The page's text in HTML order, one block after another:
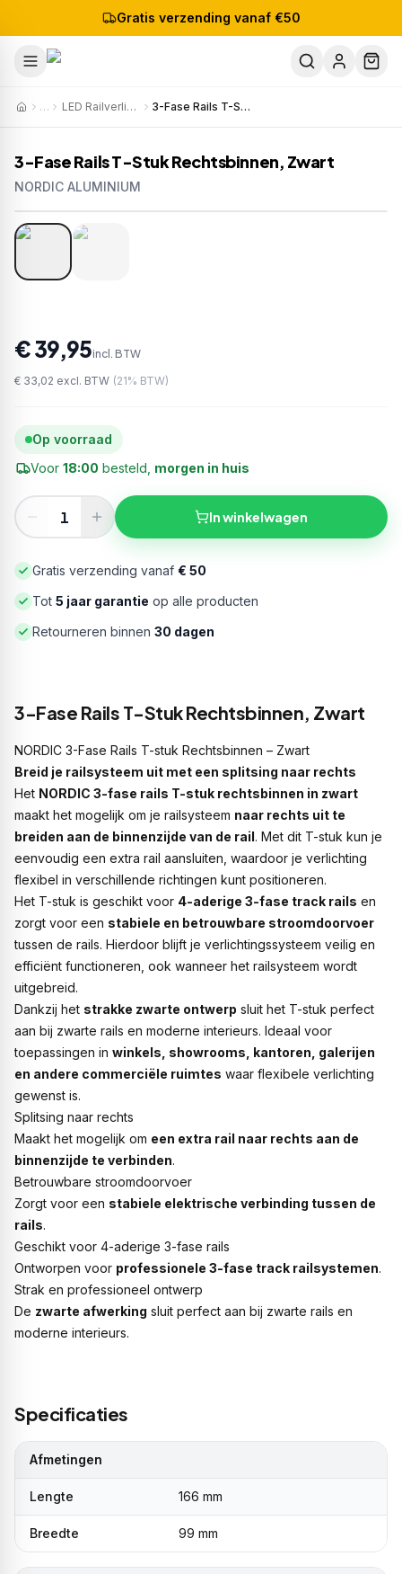
Gratis verzending vanaf €50
… LED Railverlichting 3-Fase Rails T-Stuk Rechtsbinnen, Zwart
3-Fase Rails T-Stuk Rechtsbinnen, Zwart
NORDIC ALUMINIUM
Artikelnr:58699-XTS40-3EAN:6410014506407
€ 39,95incl. BTW
€ 33,02 excl. BTW (21% BTW)
Op voorraad
Voor 18:00 besteld, morgen in huis
In winkelwagen
Gratis verzending vanaf € 50
Tot 5 jaar garantie op alle producten
Retourneren binnen 30 dagen
3-Fase Rails T-Stuk Rechtsbinnen, Zwart
NORDIC 3-Fase Rails T-stuk Rechtsbinnen – Zwart
Breid je railsysteem uit met een splitsing naar rechts
Het NORDIC 3-fase rails T-stuk rechtsbinnen in zwart
maakt het mogelijk om je railsysteem naar rechts uit te
breiden aan de binnenzijde van de rail. Met dit T-stuk kun je
eenvoudig een extra rail aansluiten, waardoor je verlichting
flexibel in verschillende richtingen kunt positioneren.
Het T-stuk is geschikt voor 4-aderige 3-fase track rails en
zorgt voor een stabiele en betrouwbare stroomdoorvoer
tussen de rails. Hierdoor blijft je verlichtingssysteem veilig en
efficiënt functioneren, ook wanneer het railsysteem wordt
uitgebreid.
Dankzij het strakke zwarte ontwerp sluit het T-stuk perfect
aan bij zwarte rails en moderne interieurs. Ideaal voor
toepassingen in winkels, showrooms, kantoren, galerijen
en andere commerciële ruimtes waar flexibele verlichting
gewenst is.
Splitsing naar rechts
Maakt het mogelijk om een extra rail naar rechts aan de
binnenzijde te verbinden.
Betrouwbare stroomdoorvoer
Zorgt voor een stabiele elektrische verbinding tussen de
rails.
Geschikt voor 4-aderige 3-fase rails
Ontworpen voor professionele 3-fase track railsystemen.
Strak en professioneel ontwerp
De zwarte afwerking sluit perfect aan bij zwarte rails en
moderne interieurs.
Specificaties
Afmetingen
Lengte 166 mm
Breedte 99 mm